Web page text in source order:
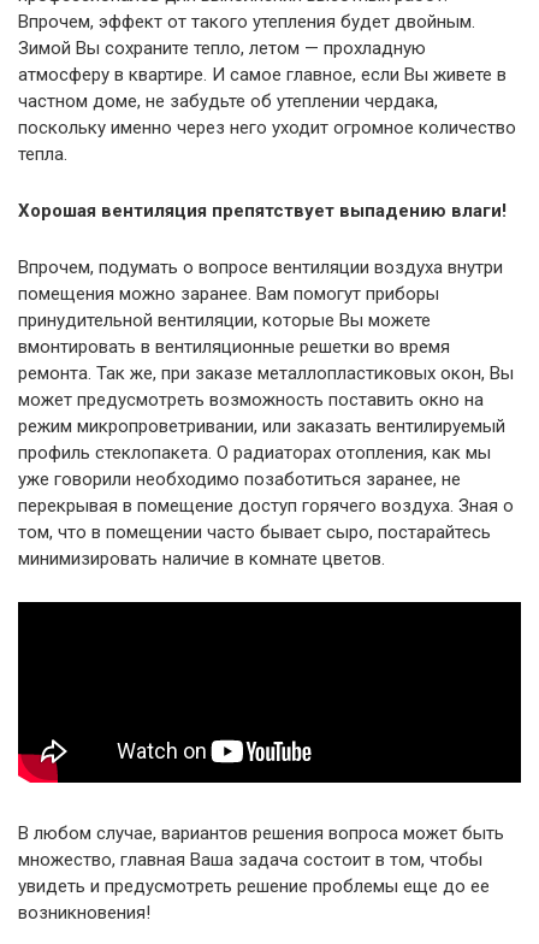
Впрочем, эффект от такого утепления будет двойным.
Зимой Вы сохраните тепло, летом — прохладную
атмосферу в квартире. И самое главное, если Вы живете в
частном доме, не забудьте об утеплении чердака,
поскольку именно через него уходит огромное количество
тепла.
Хорошая вентиляция препятствует выпадению влаги!
Впрочем, подумать о вопросе вентиляции воздуха внутри
помещения можно заранее. Вам помогут приборы
принудительной вентиляции, которые Вы можете
вмонтировать в вентиляционные решетки во время
ремонта. Так же, при заказе металлопластиковых окон, Вы
может предусмотреть возможность поставить окно на
режим микропроветривании, или заказать вентилируемый
профиль стеклопакета. О радиаторах отопления, как мы
уже говорили необходимо позаботиться заранее, не
перекрывая в помещение доступ горячего воздуха. Зная о
том, что в помещении часто бывает сыро, постарайтесь
минимизировать наличие в комнате цветов.
В любом случае, вариантов решения вопроса может быть
множество, главная Ваша задача состоит в том, чтобы
увидеть и предусмотреть решение проблемы еще до ее
возникновения!